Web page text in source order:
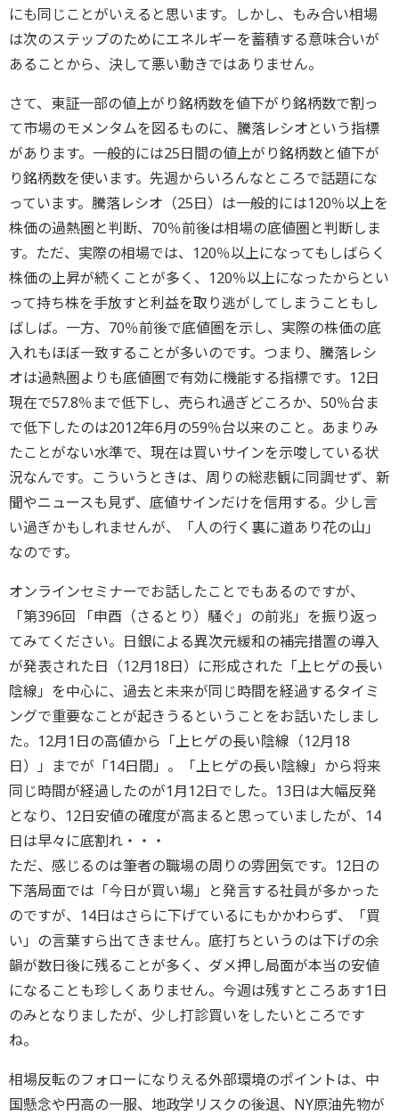
にも同じことがいえると思います。しかし、もみ合い相場
は次のステップのためにエネルギーを蓄積する意味合いが
あることから、決して悪い動きではありません。
さて、東証一部の値上がり銘柄数を値下がり銘柄数で割っ
て市場のモメンタムを図るものに、騰落レシオという指標
があります。一般的には25日間の値上がり銘柄数と値下が
り銘柄数を使います。先週からいろんなところで話題にな
っています。騰落レシオ（25日）は一般的には120％以上を
株価の過熱圏と判断、70％前後は相場の底値圏と判断しま
す。ただ、実際の相場では、120％以上になってもしばらく
株価の上昇が続くことが多く、120％以上になったからとい
って持ち株を手放すと利益を取り逃がしてしまうこともし
ばしば。一方、70％前後で底値圏を示し、実際の株価の底
入れもほぼ一致することが多いのです。つまり、騰落レシ
オは過熱圏よりも底値圏で有効に機能する指標です。12日
現在で57.8％まで低下し、売られ過ぎどころか、50％台ま
で低下したのは2012年6月の59％台以来のこと。あまりみ
たことがない水準で、現在は買いサインを示唆している状
況なんです。こういうときは、周りの総悲観に同調せず、新
聞やニュースも見ず、底値サインだけを信用する。少し言
い過ぎかもしれませんが、「人の行く裏に道あり花の山」
なのです。
オンラインセミナーでお話したことでもあるのですが、
「第396回 「申酉（さるとり）騒ぐ」の前兆」を振り返っ
てみてください。日銀による異次元緩和の補完措置の導入
が発表された日（12月18日）に形成された「上ヒゲの長い
陰線」を中心に、過去と未来が同じ時間を経過するタイミ
ングで重要なことが起きうるということをお話いたしまし
た。12月1日の高値から「上ヒゲの長い陰線（12月18
日）」までが「14日間」。「上ヒゲの長い陰線」から将来
同じ時間が経過したのが1月12日でした。13日は大幅反発
となり、12日安値の確度が高まると思っていましたが、14
日は早々に底割れ・・・
ただ、感じるのは筆者の職場の周りの雰囲気です。12日の
下落局面では「今日が買い場」と発言する社員が多かった
のですが、14日はさらに下げているにもかかわらず、「買
い」の言葉すら出てきません。底打ちというのは下げの余
韻が数日後に残ることが多く、ダメ押し局面が本当の安値
になることも珍しくありません。今週は残すところあす1日
のみとなりましたが、少し打診買いをしたいところです
ね。
相場反転のフォローになりえる外部環境のポイントは、中
国懸念や円高の一服、地政学リスクの後退、NY原油先物が